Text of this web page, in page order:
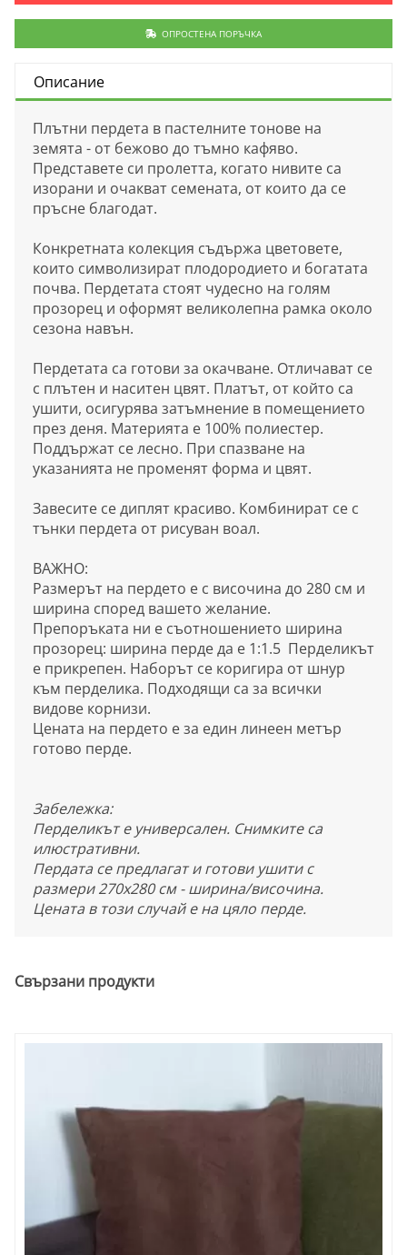
ОПРОСТЕНА ПОРЪЧКА
Описание
Плътни пердета в пастелните тонове на
земята - от бежово до тъмно кафяво.
Представете си пролетта, когато нивите са
изорани и очакват семената, от които да се
пръсне благодат.
Конкретната колекция съдържа цветовете,
които символизират плодородието и богатата
почва. Пердетата стоят чудесно на голям
прозорец и оформят великолепна рамка около
сезона навън.
Пердетата са готови за окачване. Отличават се
с плътен и наситен цвят. Платът, от който са
ушити, осигурява затъмнение в помещението
през деня. Материята е 100% полиестер.
Поддържат се лесно. При спазване на
указанията не променят форма и цвят.
Завесите се диплят красиво. Комбинират се с
тънки пердета от рисуван воал.
ВАЖНО:
Размерът на пердето е с височина до 280 см и
ширина според вашето желание.
Препоръката ни е съотношението ширина
прозорец: ширина перде да е 1:1.5 Перделикът
е прикрепен. Наборът се коригира от шнур
към перделика. Подходящи са за всички
видове корнизи.
Цената на пердето е за един линеен метър
готово перде.
Забележка:
Перделикът е универсален. Снимките са
илюстративни.
Пердата се предлагат и готови ушити с
размери 270х280 см - ширина/височина.
Цената в този случай е на цяло перде.
Свързани продукти